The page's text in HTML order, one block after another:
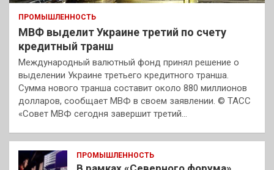
ПРОМЫШЛЕННОСТЬ
МВФ выделит Украине третий по счету
кредитный транш
Международный валютный фонд принял решение о
выделении Украине третьего кредитного транша.
Сумма нового транша составит около 880 миллионов
долларов, сообщает МВФ в своем заявлении. © ТАСС
«Совет МВФ сегодня завершит третий…
ПРОМЫШЛЕННОСТЬ